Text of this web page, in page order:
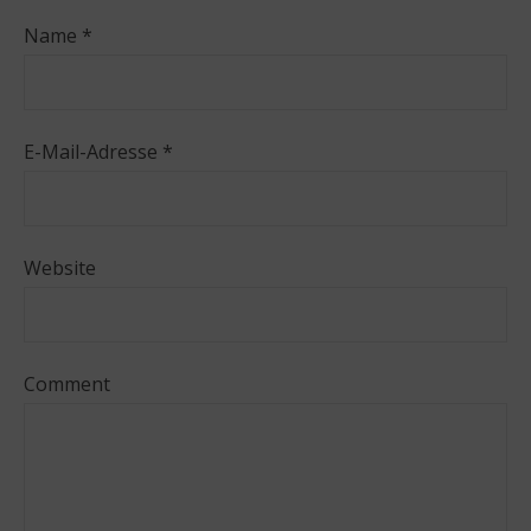
Name *
E-Mail-Adresse *
Website
Comment